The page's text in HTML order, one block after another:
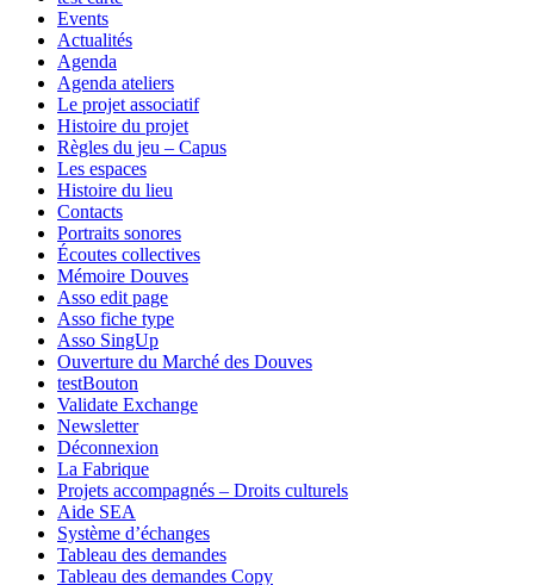
Events
Actualités
Agenda
Agenda ateliers
Le projet associatif
Histoire du projet
Règles du jeu – Capus
Les espaces
Histoire du lieu
Contacts
Portraits sonores
Écoutes collectives
Mémoire Douves
Asso edit page
Asso fiche type
Asso SingUp
Ouverture du Marché des Douves
testBouton
Validate Exchange
Newsletter
Déconnexion
La Fabrique
Projets accompagnés – Droits culturels
Aide SEA
Système d’échanges
Tableau des demandes
Tableau des demandes Copy